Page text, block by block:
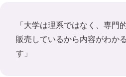
「大学は理系ではなく、専門
販売しているから内容がわか
す」